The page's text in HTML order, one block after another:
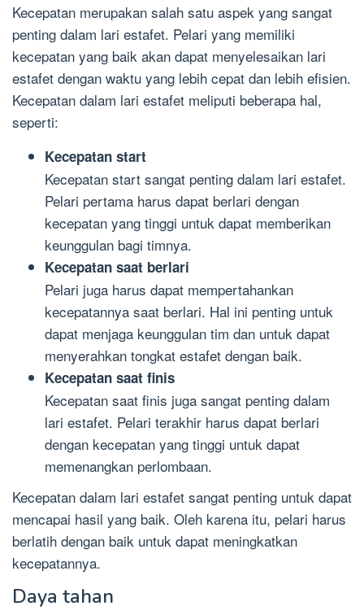
Kecepatan merupakan salah satu aspek yang sangat
penting dalam lari estafet. Pelari yang memiliki
kecepatan yang baik akan dapat menyelesaikan lari
estafet dengan waktu yang lebih cepat dan lebih efisien.
Kecepatan dalam lari estafet meliputi beberapa hal,
seperti:
Kecepatan start
Kecepatan start sangat penting dalam lari estafet.
Pelari pertama harus dapat berlari dengan
kecepatan yang tinggi untuk dapat memberikan
keunggulan bagi timnya.
Kecepatan saat berlari
Pelari juga harus dapat mempertahankan
kecepatannya saat berlari. Hal ini penting untuk
dapat menjaga keunggulan tim dan untuk dapat
menyerahkan tongkat estafet dengan baik.
Kecepatan saat finis
Kecepatan saat finis juga sangat penting dalam
lari estafet. Pelari terakhir harus dapat berlari
dengan kecepatan yang tinggi untuk dapat
memenangkan perlombaan.
Kecepatan dalam lari estafet sangat penting untuk dapat
mencapai hasil yang baik. Oleh karena itu, pelari harus
berlatih dengan baik untuk dapat meningkatkan
kecepatannya.
Daya tahan